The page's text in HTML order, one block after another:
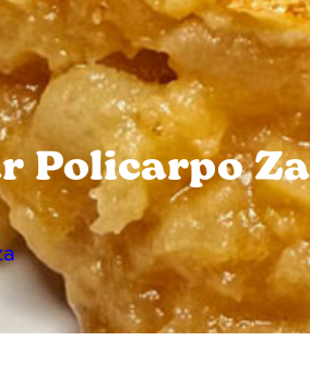
Policarpo